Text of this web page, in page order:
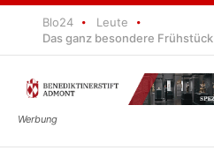
Blo24
Leute
Das ganz besondere Frühstück